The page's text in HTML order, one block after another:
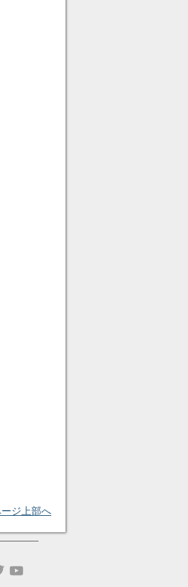
ジ上部へ